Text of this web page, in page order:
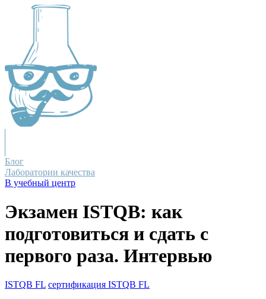
Блог
Лаборатории качества
В учебный центр
Экзамен ISTQB: как
подготовиться и сдать с
первого раза. Интервью
ISTQB FL сертификация ISTQB FL